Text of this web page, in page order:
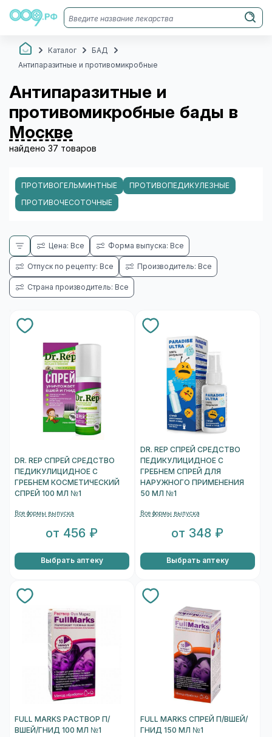
Каталог
БАД
Антипаразитные и противомикробные
Антипаразитные и
противомикробные бады в
Москве
найдено 37 товаров
ПРОТИВОГЕЛЬМИНТНЫЕ
ПРОТИВОПЕДИКУЛЕЗНЫЕ
ПРОТИВОЧЕСОТОЧНЫЕ
Цена: Все Форма выпуска: Все
Отпуск по рецепту: Все Производитель: Все
Страна производитель: Все
DR. REP СПРЕЙ СРЕДСТВО
ПЕДИКУЛИЦИДНОЕ С
ГРЕБНЕМ КОСМЕТИЧЕСКИЙ
СПРЕЙ 100 МЛ №1
Все формы выпуска
от 456 ₽
Выбрать аптеку
DR. REP СПРЕЙ СРЕДСТВО
ПЕДИКУЛИЦИДНОЕ С
ГРЕБНЕМ СПРЕЙ ДЛЯ
НАРУЖНОГО ПРИМЕНЕНИЯ
50 МЛ №1
Все формы выпуска
от 348 ₽
Выбрать аптеку
FULL MARKS РАСТВОР П/
ВШЕЙ/ГНИД 100 МЛ №1
FULL MARKS СПРЕЙ П/ВШЕЙ/
ГНИД 150 МЛ №1